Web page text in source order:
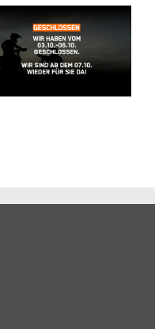
Tag der
deutschen
Einheit –
Öffnungszeiten